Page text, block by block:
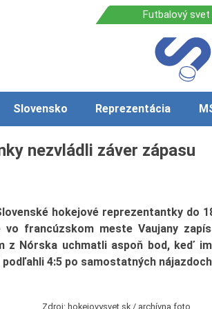
Slovensko Reprezentácia
nezvládli záver zápasu
hokejové reprezentantky do
vo francúzskom meste Vaujany
z Nórska uchmatli aspoň bod, keď
4:5 po samostatných
Zdroj: hokejovysvet.sk / archívna foto